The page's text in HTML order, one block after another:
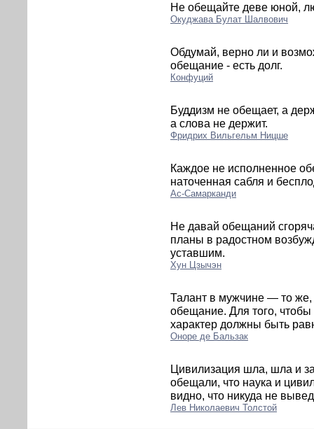
Не обещайте деве юной,
Окуджава Булат Шалвович
Обдумай, верно ли и
обещание - есть долг.
Конфуций
Буддизм не обещает, а
а слова не держит.
Фридрих Вильгельм Ницше
Каждое не исполненное
наточенная сабля и
Ас-Самарканди
Не давай обещаний
планы в радостном
уставшим.
Хун Цзычэн
Талант в мужчине — то
обещание. Для того,
характер должны быть
Оноре де Бальзак
Цивилизация шла, шла и
обещали, что наука и
видно, что никуда не
Лев Николаевич Толстой